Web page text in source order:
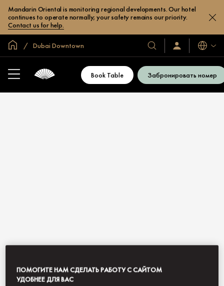
Mandarin Oriental is monitoring regional developments. Our hotel
continues to operate normally; your safety remains our priority.
Contact us for help.
ГлавнаяDubai Downtown
Наши
отели
курорты
Войти/
Языки
Book Table Забронировать номер
ПОМОГИТЕ НАМ СДЕЛАТЬ РАБОТУ С САЙТОМ
УДОБНЕЕ ДЛЯ ВАС